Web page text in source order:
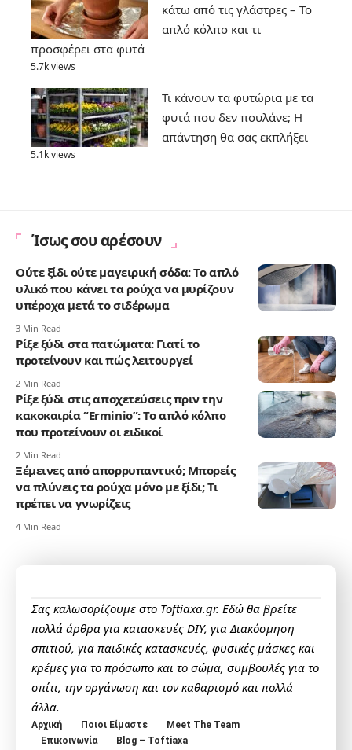
κάτω από τις γλάστρες – Το
απλό κόλπο και τι
προσφέρει στα φυτά
5.7k views
Τι κάνουν τα φυτώρια με τα
φυτά που δεν πουλάνε; Η
απάντηση θα σας εκπλήξει
5.1k views
Ίσως σου αρέσουν
Ούτε ξίδι ούτε μαγειρική σόδα: Το απλό
υλικό που κάνει τα ρούχα να μυρίζουν
υπέροχα μετά το σιδέρωμα
3 Min Read
Ρίξε ξύδι στα πατώματα: Γιατί το
προτείνουν και πώς λειτουργεί
2 Min Read
Ρίξε ξύδι στις αποχετεύσεις πριν την
κακοκαιρία “Erminio”: Το απλό κόλπο
που προτείνουν οι ειδικοί
2 Min Read
Ξέμεινες από απορρυπαντικό; Μπορείς
να πλύνεις τα ρούχα μόνο με ξίδι; Τι
πρέπει να γνωρίζεις
4 Min Read
Σας καλωσορίζουμε στο Toftiaxa.gr. Εδώ θα βρείτε
πολλά άρθρα για κατασκευές DIY, για Διακόσμηση
σπιτιού, για παιδικές κατασκευές, φυσικές μάσκες και
κρέμες για το πρόσωπο και το σώμα, συμβουλές για το
σπίτι, την οργάνωση και τον καθαρισμό και πολλά
άλλα.
Αρχική Ποιοι Είμαστε
Meet The Team
Επικοινωνία
Blog – Toftiaxa